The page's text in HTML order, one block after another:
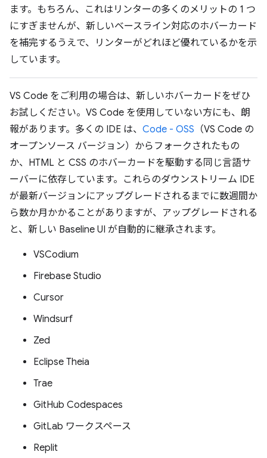
ます。もちろん、これはリンターの多くのメリットの 1 つ
にすぎませんが、新しいベースライン対応のホバーカード
を補完するうえで、リンターがどれほど優れているかを示
しています。
VS Code をご利用の場合は、新しいホバーカードをぜひ
お試しください。VS Code を使用していない方にも、朗
報があります。多くの IDE は、 Code - OSS （VS Code の
オープンソース バージョン）からフォークされたもの
か、HTML と CSS のホバーカードを駆動する同じ言語サ
ーバーに依存しています。これらのダウンストリーム IDE
が最新バージョンにアップグレードされるまでに数週間か
ら数か月かかることがありますが、アップグレードされる
と、新しい Baseline UI が自動的に継承されます。
VSCodium
Firebase Studio
Cursor
Windsurf
Zed
Eclipse Theia
Trae
GitHub Codespaces
GitLab ワークスペース
Replit